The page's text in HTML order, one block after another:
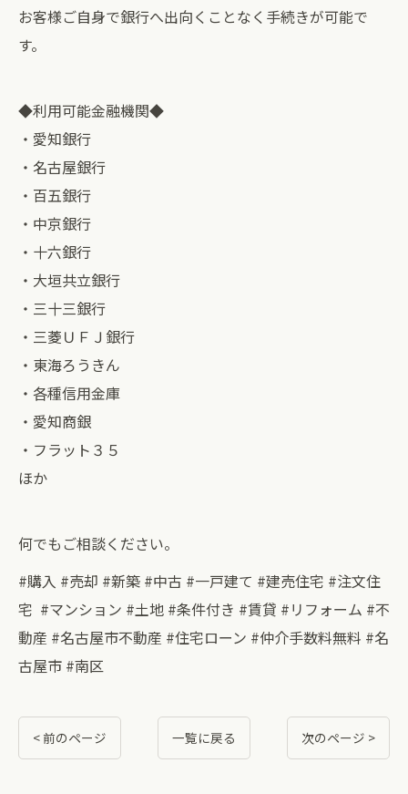
お客様ご自身で銀行へ出向くことなく手続きが可能で
す。
◆利用可能金融機関◆
・愛知銀行
・名古屋銀行
・百五銀行
・中京銀行
・十六銀行
・大垣共立銀行
・三十三銀行
・三菱ＵＦＪ銀行
・東海ろうきん
・各種信用金庫
・愛知商銀
・フラット３５
ほか
何でもご相談ください。
#購入 #売却 #新築 #中古 #一戸建て #建売住宅 #注文住
宅 #マンション #土地 #条件付き #賃貸 #リフォーム #不
動産 #名古屋市不動産 #住宅ローン #仲介手数料無料 #名
古屋市 #南区
< 前のページ 一覧に戻る 次のページ >